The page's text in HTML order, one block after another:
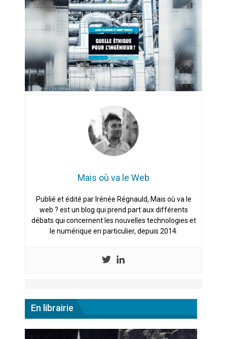
Artemis II : objectif nul
Quand Mistral veut moraliser le
pillage
Commentaire sur la polémique
des perroquets
Les syndicats, (tout) contre l’IA
En Seine-et-Marne, le projet de
Campus IA doit sortir des
Addendum sur les machines à
La vaste blague du macronisme
crypto-spatial
Mais où va le Web
Publié et édité par Irénée Régnauld, Mais où va le
web ? est un blog qui prend part aux différents
débats qui concernent les nouvelles technologies et
le numérique en particulier, depuis 2014.
En librairie